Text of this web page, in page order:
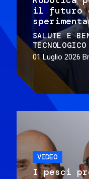
il futuro
SALUTE E
01 Luglio 2026
VIDEO
I pesci